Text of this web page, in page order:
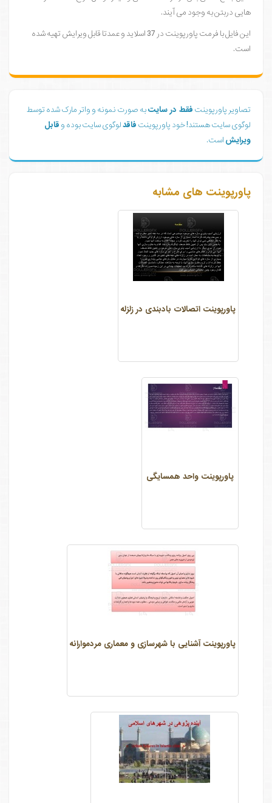
هایی دربتن به وجود می آیند.
این فایل با فرمت پاورپوینت در 37 اسلاید و عمدتا قابل ویرایش تهیه شده
است.
تصاویر پاورپوینت فقط در سایتبه صورت نمونه و واتر مارک شده توسط
لوگوی سایت هستند! خود پاورپوینت فاقدلوگوی سایت بوده و قابل
ویرایش است.
پاورپوینت های مشابه
پاورپوینت اتصالات بادبندی در زلزله
پاورپوینت واحد همسایگی
پاورپوینت آشنایی با شهرسازی و معماری مردموارانه